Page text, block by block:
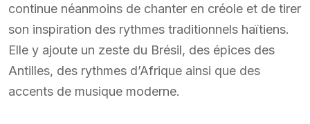
continue néanmoins de chanter en créole et de tirer
son inspiration des rythmes traditionnels haïtiens.
Elle y ajoute un zeste du Brésil, des épices des
Antilles, des rythmes d’Afrique ainsi que des
accents de musique moderne.